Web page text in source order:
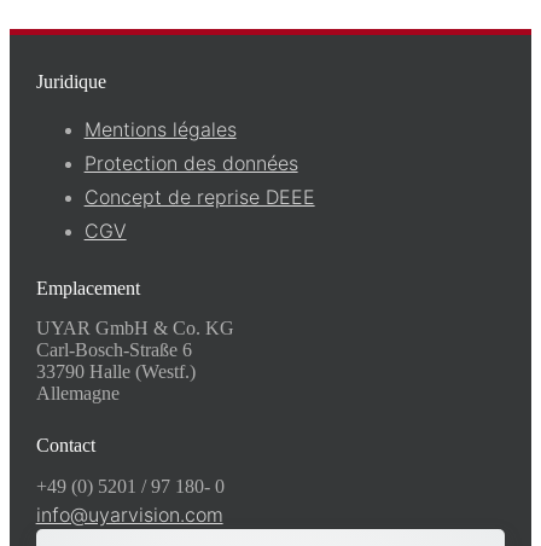
Juridique
Mentions légales
Protection des données
Concept de reprise DEEE
CGV
Emplacement
UYAR GmbH & Co. KG
Carl-Bosch-Straße 6
33790 Halle (Westf.)
Allemagne
Contact
+49 (0) 5201 / 97 180- 0
info@uyarvision.com